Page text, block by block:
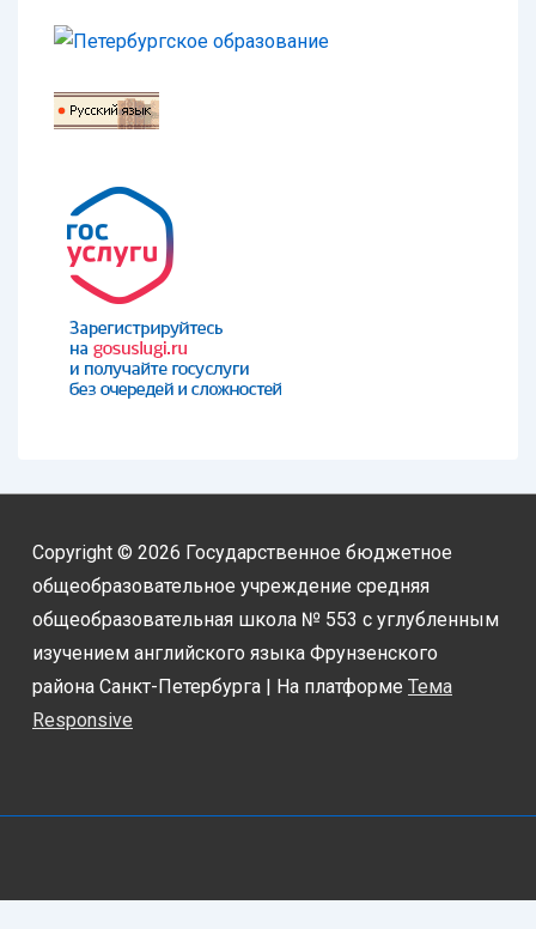
Copyright © 2026 Государственное бюджетное
общеобразовательное учреждение средняя
общеобразовательная школа № 553 с углубленным
изучением английского языка Фрунзенского
района Санкт-Петербурга | На платформе Тема
Responsive